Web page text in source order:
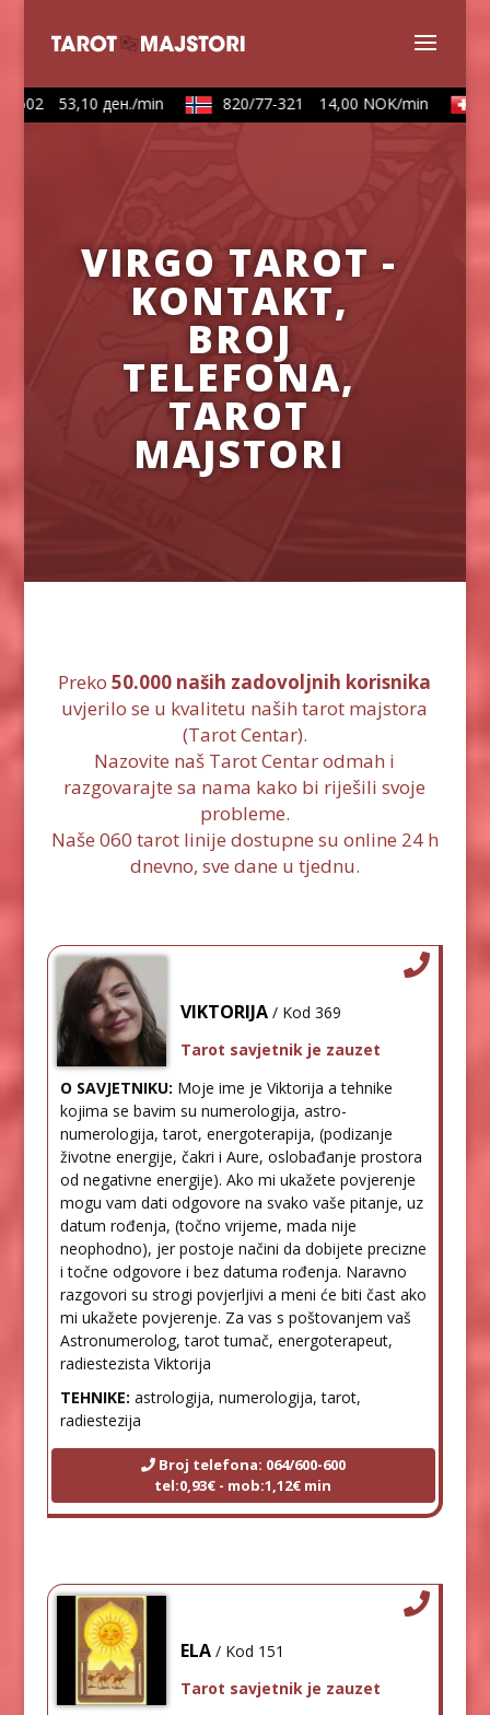
53,10 ден./min 820/77-321 14,00 NOK/min
VIRGO TAROT -
KONTAKT,
BROJ
TELEFONA,
TAROT
MAJSTORI
Preko50.000 naših zadovoljnih korisnika
uvjerilo se u kvalitetu naših tarot majstora
(Tarot Centar).
Nazovite naš Tarot Centar odmah i
razgovarajte sa nama kako bi riješili svoje
probleme.
Naše 060 tarot linije dostupne su online 24 h
dnevno, sve dane u tjednu.
VIKTORIJA / Kod 369
Tarot savjetnik je zauzet
O SAVJETNIKU: Moje ime je Viktorija a tehnike
kojima se bavim su numerologija, astro-
numerologija, tarot, energoterapija, (podizanje
životne energije, čakri i Aure, oslobađanje prostora
od negativne energije). Ako mi ukažete povjerenje
mogu vam dati odgovore na svako vaše pitanje, uz
datum rođenja, (točno vrijeme, mada nije
neophodno), jer postoje načini da dobijete precizne
i točne odgovore i bez datuma rođenja. Naravno
razgovori su strogi povjerljivi a meni će biti čast ako
mi ukažete povjerenje. Za vas s poštovanjem vaš
Astronumerolog, tarot tumač, energoterapeut,
radiestezista Viktorija
TEHNIKE: astrologija, numerologija, tarot,
radiestezija
Broj telefona: 064/600-600
tel:0,93€ - mob:1,12€ min
ELA / Kod 151
Tarot savjetnik je zauzet